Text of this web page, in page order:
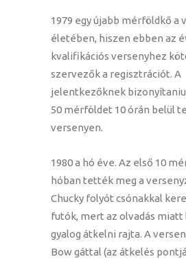
1979 egy újabb mérföldkő a
életében, hiszen ebben az
kvalifikációs versenyhez
szervezők a regisztrációt. A
jelentkezőknek
50 mérföldet 10 órán belül
versenyen.
1980 a hó éve. Az első 10
hóban tették meg a
Chucky folyót csónakkal
futók, mert az olvadás
gyalog átkelni rajta. A
Bow gáttal (az átkelés